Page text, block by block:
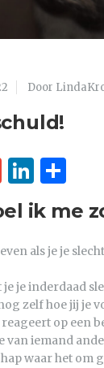
Door
Gmail
ik me
als je je
je je inderdaad
zelf hoe jij je
op een
van iemand
waar het om